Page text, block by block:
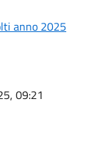
anno 2025
09:21